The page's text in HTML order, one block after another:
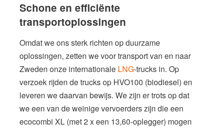
Schone en efficiënte
transportoplossingen
Omdat we ons sterk richten op duurzame
oplossingen, zetten we voor transport van en naar
Zweden onze internationale LNG-trucks in. Op
verzoek rijden de trucks op HVO100 (biodiesel) en
leveren we daarvan bewijs. We zijn er trots op dat
we een van de weinige vervoerders zijn die een
ecocombi XL (met 2 x een 13,60-oplegger) mogen